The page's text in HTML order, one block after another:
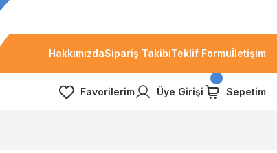
HakkımızdaSipariş TakibiTeklif Formuİletişim
Favorilerim Üye Girişi Sepetim